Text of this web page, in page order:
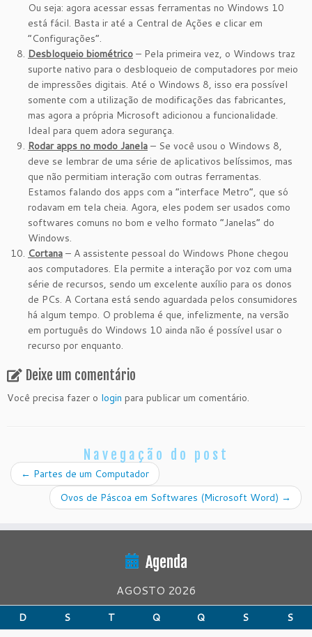
Ou seja: agora acessar essas ferramentas no Windows 10
está fácil. Basta ir até a Central de Ações e clicar em
“Configurações”.
Desbloqueio biométrico – Pela primeira vez, o Windows traz
suporte nativo para o desbloqueio de computadores por meio
de impressões digitais. Até o Windows 8, isso era possível
somente com a utilização de modificações das fabricantes,
mas agora a própria Microsoft adicionou a funcionalidade.
Ideal para quem adora segurança.
Rodar apps no modo Janela – Se você usou o Windows 8,
deve se lembrar de uma série de aplicativos belíssimos, mas
que não permitiam interação com outras ferramentas.
Estamos falando dos apps com a “interface Metro”, que só
rodavam em tela cheia. Agora, eles podem ser usados como
softwares comuns no bom e velho formato “Janelas” do
Windows.
Cortana – A assistente pessoal do Windows Phone chegou
aos computadores. Ela permite a interação por voz com uma
série de recursos, sendo um excelente auxílio para os donos
de PCs. A Cortana está sendo aguardada pelos consumidores
há algum tempo. O problema é que, infelizmente, na versão
em português do Windows 10 ainda não é possível usar o
recurso por enquanto.
Deixe um comentário
Você precisa fazer o login para publicar um comentário.
Navegação do post
← Partes de um Computador
Ovos de Páscoa em Softwares (Microsoft Word) →
Agenda
AGOSTO 2026
D S T Q Q S
S